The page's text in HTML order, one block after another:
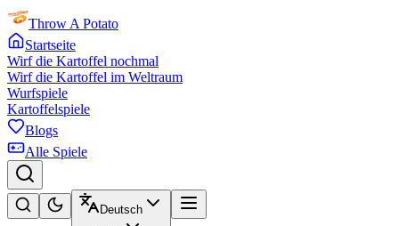
Throw A Potato
Startseite
Wirf die Kartoffel nochmal
Wirf die Kartoffel im Weltraum
Wurfspiele
Kartoffelspiele
Blogs
Alle Spiele
Deutsch